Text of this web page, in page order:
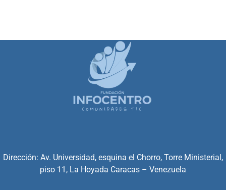
Dirección: Av. Universidad, esquina el Chorro, Torre Ministerial,
piso 11, La Hoyada Caracas – Venezuela